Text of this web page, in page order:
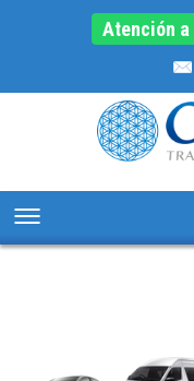
Atención a